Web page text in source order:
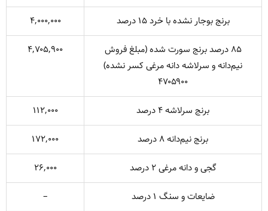
برنج بوجار نشده با خرد ۱۵ درصد
۴,۰۰۰,۰۰۰
۸۵ درصد برنج سورت شده (مبلغ فروش
نیم‌دانه و سرلاشه دانه مرغی کسر نشده)
۴۷۰۵۹۰۰
۴,۷۰۵,۹۰۰
برنج سرلاشه ۴ درصد
۱۱۲,۰۰۰
برنج نیم‌دانه ۸ درصد
۱۷۲,۰۰۰
گجی و دانه مرغی ۲ درصد
۲۶,۰۰۰
ضایعات و سنگ ۱ درصد
–